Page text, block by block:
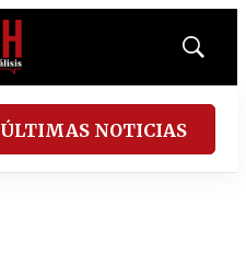
Mostrar
ÚLTIMAS NOTICIAS